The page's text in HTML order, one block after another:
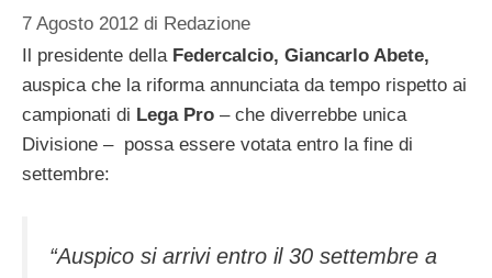
7 Agosto 2012 di Redazione
Il presidente della Federcalcio, Giancarlo Abete,
auspica che la riforma annunciata da tempo rispetto ai
campionati di Lega Pro – che diverrebbe unica
Divisione – possa essere votata entro la fine di
settembre:
“Auspico si arrivi entro il 30 settembre a